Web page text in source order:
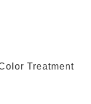
Treatment